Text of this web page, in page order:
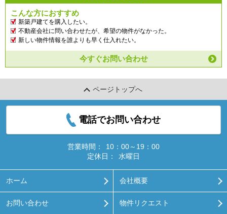
こんな方におすすめ
新築戸建てを購入したい。
不動産会社に問い合わせたが、希望の物件がなかった。
新しい物件情報を誰よりも早く仕入れたい。
今すぐお問い合わせ
ページトップへ
電話でお問い合わせ
営業時間：
10：00～19：00
定休日：
水曜日
ホーム 会社概要
お問い合わせ 物件リクエスト